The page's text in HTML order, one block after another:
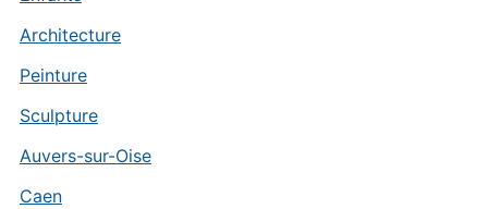
Architecture
Peinture
Sculpture
Auvers-sur-Oise
Caen